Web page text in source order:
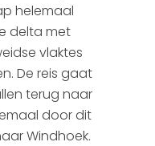
helemaal
delta met
vlaktes
De reis gaat
terug naar
door dit
Windhoek.